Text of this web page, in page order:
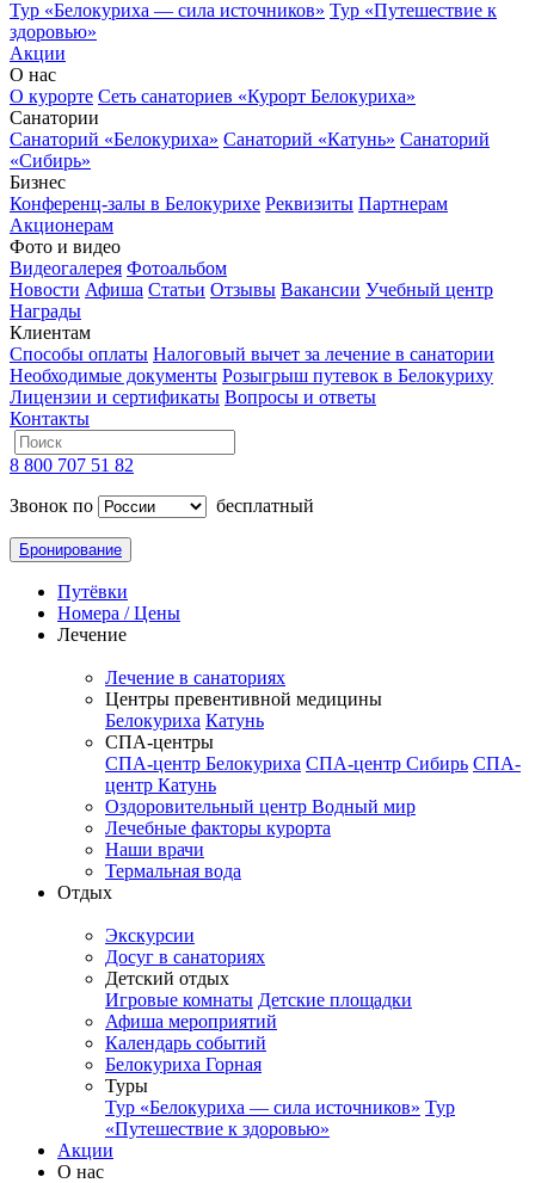
Тур «Белокуриха — сила источников» Тур «Путешествие к
здоровью»
Акции
О нас
О курорте Сеть санаториев «Курорт Белокуриха»
Санатории
Санаторий «Белокуриха» Санаторий «Катунь» Санаторий
«Сибирь»
Бизнес
Конференц-залы в Белокурихе Реквизиты Партнерам
Акционерам
Фото и видео
Видеогалерея Фотоальбом
Новости Афиша Статьи Отзывы Вакансии Учебный центр
Награды
Клиентам
Способы оплаты Налоговый вычет за лечение в санатории
Необходимые документы Розыгрыш путевок в Белокуриху
Лицензии и сертификаты Вопросы и ответы
Контакты
8 800 707 51 82
Звонок по
бесплатный
Бронирование
Путёвки
Номера / Цены
Лечение
Лечение в санаториях
Центры превентивной медицины
Белокуриха Катунь
СПА-центры
СПА-центр Белокуриха СПА-центр Сибирь СПА-
центр Катунь
Оздоровительный центр Водный мир
Лечебные факторы курорта
Наши врачи
Термальная вода
Отдых
Экскурсии
Досуг в санаториях
Детский отдых
Игровые комнаты Детские площадки
Афиша мероприятий
Календарь событий
Белокуриха Горная
Туры
Тур «Белокуриха — сила источников» Тур
«Путешествие к здоровью»
Акции
О нас